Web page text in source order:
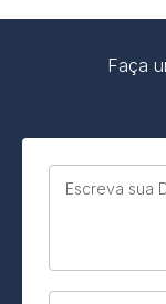
Faça
Escreva sua